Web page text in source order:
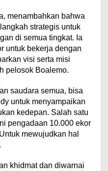
menambahkan bahwa
strategis untuk
di semua tingkat. Ia
untuk bekerja dengan
visi serta misi
pelosok Boalemo.
saudara semua, bisa
untuk menyampaikan
kedepan. Salah satu
pengadaan 10.000 ekor
mewujudkan hal
khidmat dan diwarnai